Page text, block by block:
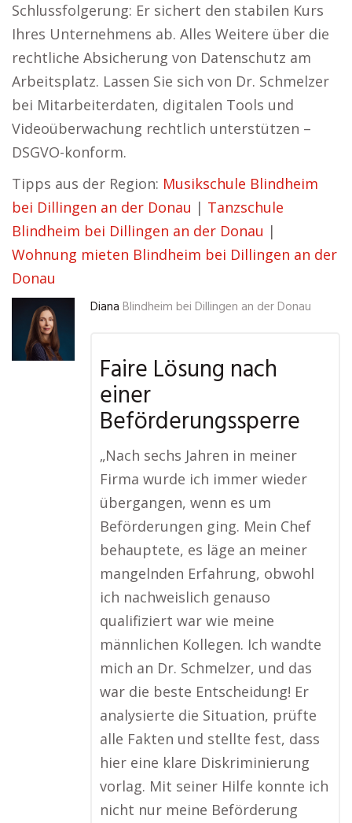
Schlussfolgerung: Er sichert den stabilen Kurs
Ihres Unternehmens ab. Alles Weitere über die
rechtliche Absicherung von Datenschutz am
Arbeitsplatz. Lassen Sie sich von Dr. Schmelzer
bei Mitarbeiterdaten, digitalen Tools und
Videoüberwachung rechtlich unterstützen –
DSGVO-konform.
Tipps aus der Region: Musikschule Blindheim
bei Dillingen an der Donau | Tanzschule
Blindheim bei Dillingen an der Donau |
Wohnung mieten Blindheim bei Dillingen an der
Donau
Diana Blindheim bei Dillingen an der Donau
Faire Lösung nach
einer
Beförderungssperre
„Nach sechs Jahren in meiner
Firma wurde ich immer wieder
übergangen, wenn es um
Beförderungen ging. Mein Chef
behauptete, es läge an meiner
mangelnden Erfahrung, obwohl
ich nachweislich genauso
qualifiziert war wie meine
männlichen Kollegen. Ich wandte
mich an Dr. Schmelzer, und das
war die beste Entscheidung! Er
analysierte die Situation, prüfte
alle Fakten und stellte fest, dass
hier eine klare Diskriminierung
vorlag. Mit seiner Hilfe konnte ich
nicht nur meine Beförderung